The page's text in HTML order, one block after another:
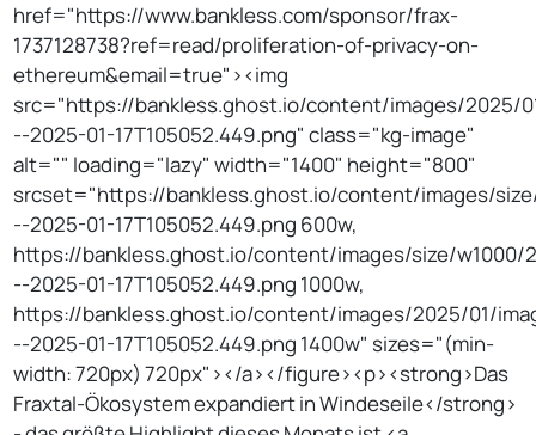
href="https://www.bankless.com/sponsor/frax-
1737128738?ref=read/proliferation-of-privacy-on-
ethereum&email=true"><img
src="https://bankless.ghost.io/content/images/2025/
--2025-01-17T105052.449.png" class="kg-image"
alt="" loading="lazy" width="1400" height="800"
srcset="https://bankless.ghost.io/content/images/
--2025-01-17T105052.449.png 600w,
https://bankless.ghost.io/content/images/size/w1000/
--2025-01-17T105052.449.png 1000w,
https://bankless.ghost.io/content/images/2025/01/
--2025-01-17T105052.449.png 1400w" sizes="(min-
width: 720px) 720px"></a></figure><p><strong>Das
Fraxtal-Ökosystem expandiert in Windeseile</strong>